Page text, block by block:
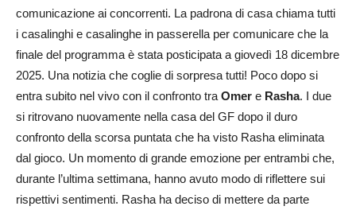
comunicazione ai concorrenti. La padrona di casa chiama tutti
i casalinghi e casalinghe in passerella per comunicare che la
finale del programma è stata posticipata a giovedì 18 dicembre
2025. Una notizia che coglie di sorpresa tutti! Poco dopo si
entra subito nel vivo con il confronto tra Omer e Rasha. I due
si ritrovano nuovamente nella casa del GF dopo il duro
confronto della scorsa puntata che ha visto Rasha eliminata
dal gioco. Un momento di grande emozione per entrambi che,
durante l’ultima settimana, hanno avuto modo di riflettere sui
rispettivi sentimenti. Rasha ha deciso di mettere da parte